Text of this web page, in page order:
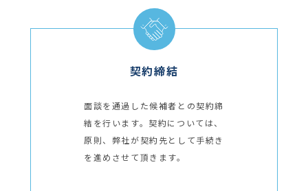
契約締結
面談を通過した候補者との契約締
結を行います。契約については、
原則、弊社が契約先として手続き
を進めさせて頂きます。